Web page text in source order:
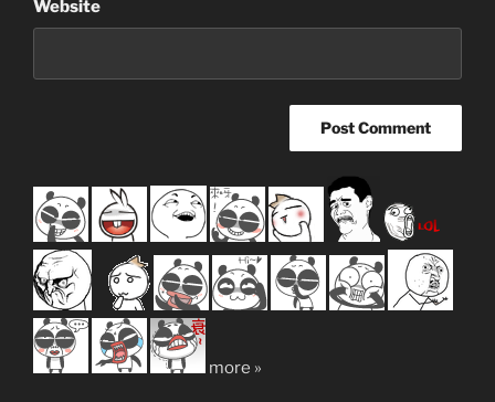
Website
more »